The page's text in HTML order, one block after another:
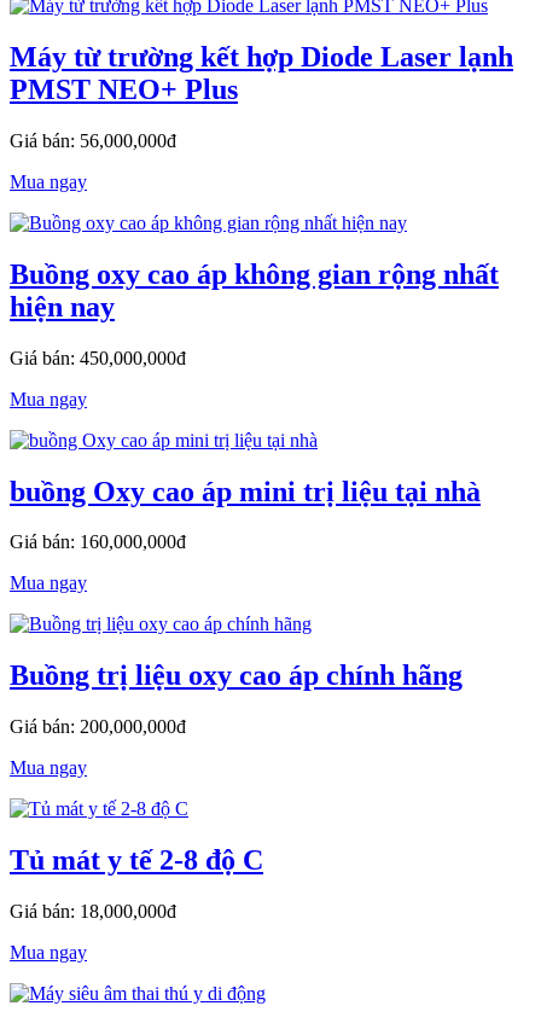
Máy từ trường kết hợp Diode Laser lạnh
PMST NEO+ Plus
Giá bán: 56,000,000đ
Mua ngay
Buồng oxy cao áp không gian rộng nhất
hiện nay
Giá bán: 450,000,000đ
Mua ngay
buồng Oxy cao áp mini trị liệu tại nhà
Giá bán: 160,000,000đ
Mua ngay
Buồng trị liệu oxy cao áp chính hãng
Giá bán: 200,000,000đ
Mua ngay
Tủ mát y tế 2-8 độ C
Giá bán: 18,000,000đ
Mua ngay